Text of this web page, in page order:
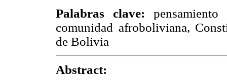
Palabras clave:
comunidad afroboliviana,
de Bolivia
Abstract: